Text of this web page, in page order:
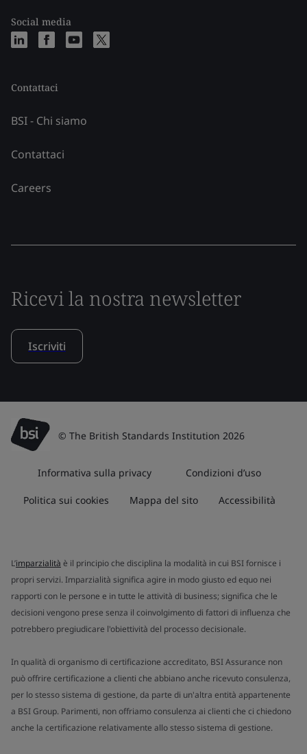
Social media
Contattaci
BSI - Chi siamo
Contattaci
Careers
Ricevi la nostra newsletter
Iscriviti
© The British Standards Institution 2026
Informativa sulla privacy Condizioni d’uso
Politica sui cookies Mappa del sito Accessibilità
L’imparzialità è il principio che disciplina la modalità in cui BSI fornisce i
propri servizi. Imparzialità significa agire in modo giusto ed equo nei
rapporti con le persone e in tutte le attività di business; significa che le
decisioni vengono prese senza il coinvolgimento di fattori di influenza che
potrebbero pregiudicare l'obiettività del processo decisionale.
In qualità di organismo di certificazione accreditato, BSI Assurance non
può offrire certificazione a clienti che abbiano anche ricevuto consulenza,
per lo stesso sistema di gestione, da parte di un'altra entità appartenente
a BSI Group. Parimenti, non offriamo consulenza ai clienti che ci chiedono
anche la certificazione relativamente allo stesso sistema di gestione.